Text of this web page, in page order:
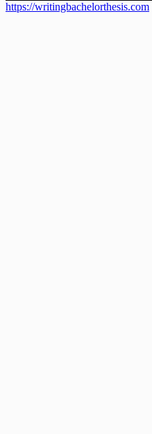
https://writingbachelorthesis.com